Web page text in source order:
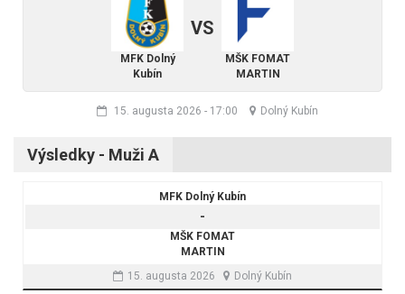
MFK Dolný
Kubín
VS
MŠK FOMAT
MARTIN
15. augusta 2026 - 17:00 Dolný Kubín
Výsledky - Muži A
MFK Dolný Kubín
-
MŠK FOMAT
MARTIN
15. augusta 2026
Dolný Kubín